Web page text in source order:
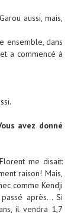
aussi, mais,
ensemble, dans
a commencé à
avez donné
me disait:
raison! Mais,
comme Kendji
après… Si
il vendra 1,7